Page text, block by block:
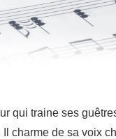
qui traine ses
charme de sa voix